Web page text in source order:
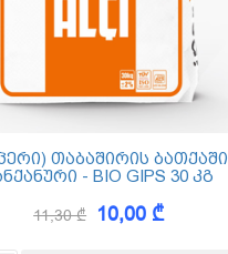
თაბაშირის ბათქაში
- BIO GIPS 30 კგ
11,30 ₾ 10,00 ₾